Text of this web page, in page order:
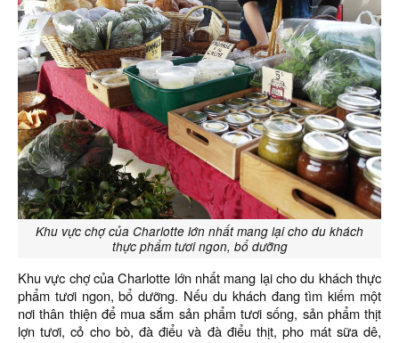
Khu vực chợ của Charlotte lớn nhất mang lại cho du khách
thực phẩm tươi ngon, bổ dưỡng
Khu vực chợ của Charlotte lớn nhất mang lại cho du khách thực
phẩm tươi ngon, bổ dưỡng. Nếu du khách đang tìm kiếm một
nơi thân thiện để mua sắm sản phẩm tươi sống, sản phẩm thịt
lợn tươi, cỏ cho bò, đà điểu và đà điểu thịt, pho mát sữa dê,